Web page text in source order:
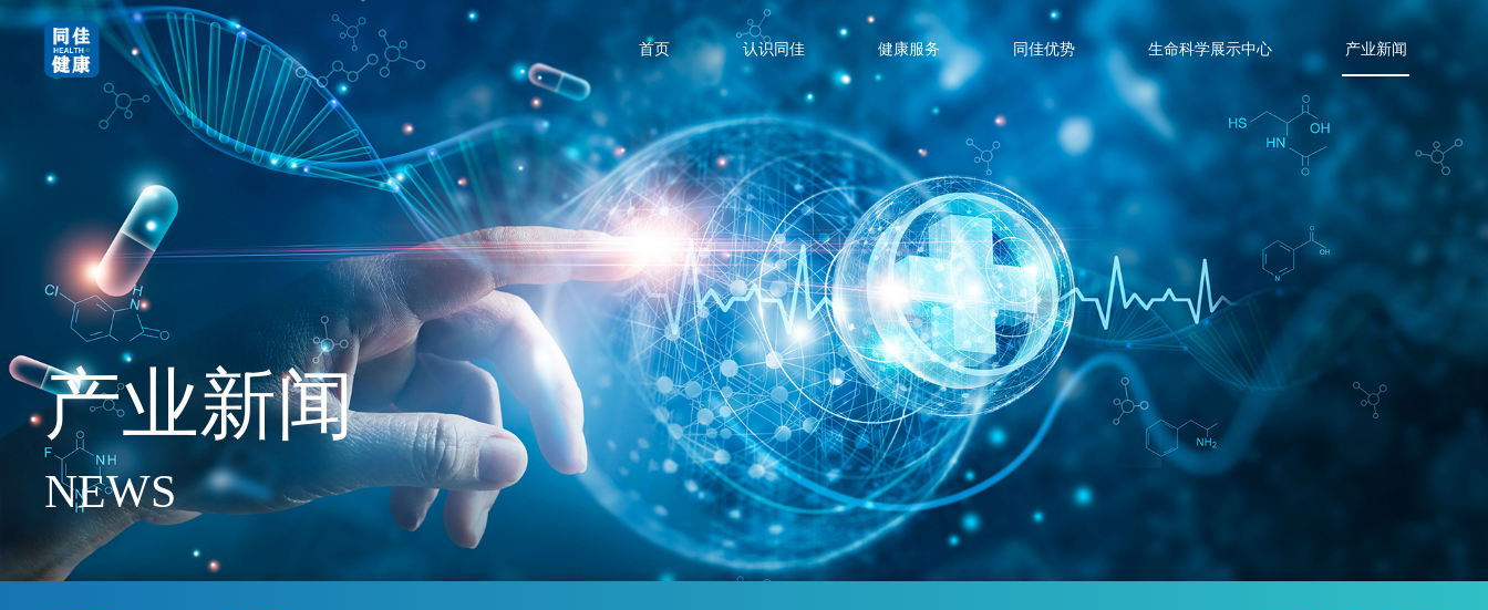
首页 认识同佳 健康服务 同佳优势 生命科学展示中心 产业新闻
产业新闻
NEWS